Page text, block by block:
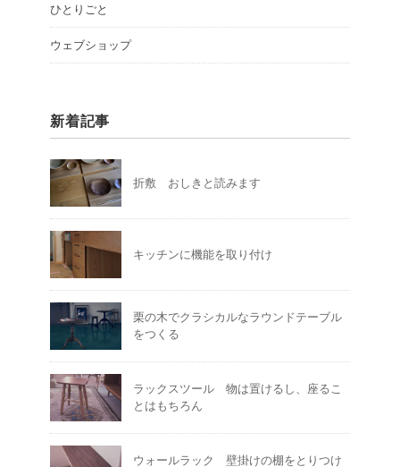
ひとりごと
ウェブショップ
新着記事
折敷 おしきと読みます
キッチンに機能を取り付け
栗の木でクラシカルなラウンドテーブル
をつくる
ラックスツール 物は置けるし、座るこ
とはもちろん
ウォールラック 壁掛けの棚をとりつけ